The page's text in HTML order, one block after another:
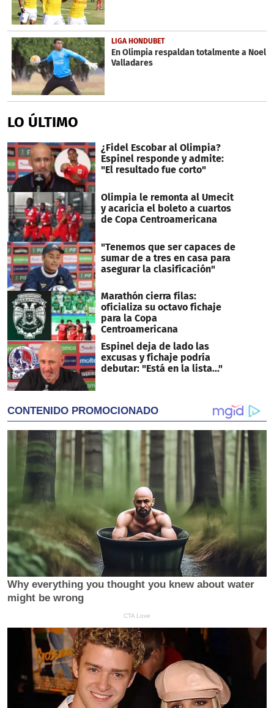
LIGA HONDUBET
En Olimpia respaldan totalmente a Noel
Valladares
LO ÚLTIMO
¿Fidel Escobar al Olimpia?
Espinel responde y admite:
"El resultado fue corto"
Olimpia le remonta al Umecit
y acaricia el boleto a cuartos
de Copa Centroamericana
"Tenemos que ser capaces de
sumar de a tres en casa para
asegurar la clasificación"
Marathón cierra filas:
oficializa su octavo fichaje
para la Copa
Centroamericana
Espinel deja de lado las
excusas y fichaje podría
debutar: "Está en la lista..."